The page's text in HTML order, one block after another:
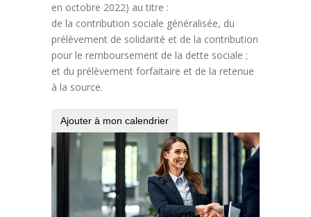
en octobre 2022) au titre :
de la contribution sociale généralisée, du
prélèvement de solidarité et de la contribution
pour le remboursement de la dette sociale ;
et du prélèvement forfaitaire et de la retenue
à la source.
Ajouter à mon calendrier